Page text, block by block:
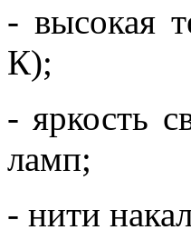
- высокая
К);
- яркость
ламп;
- нити